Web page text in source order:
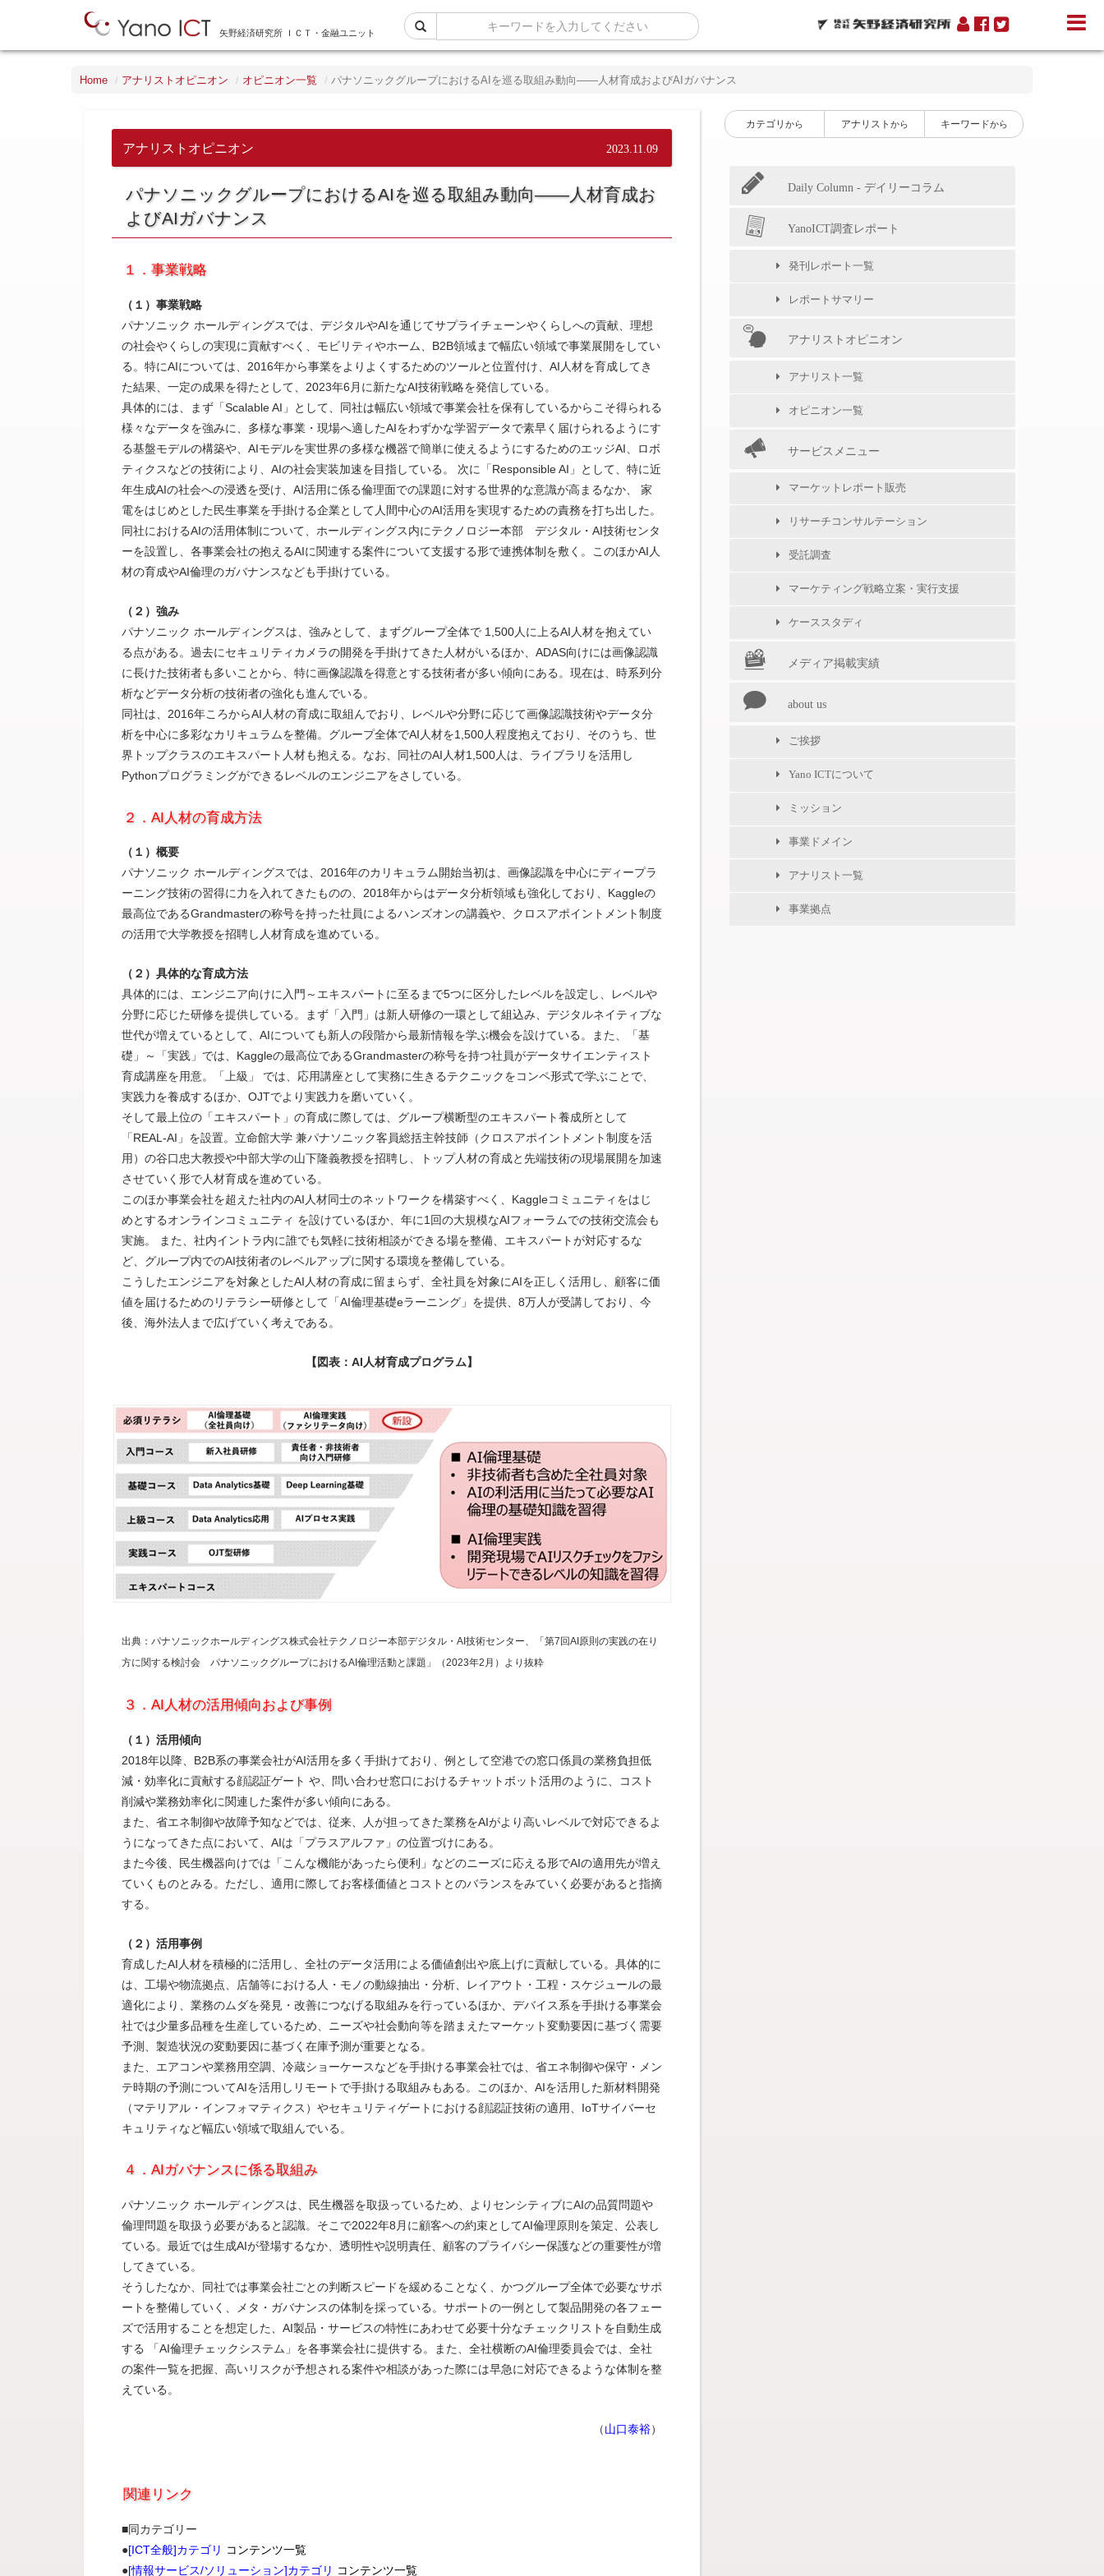
矢野経済研究所 ＩＣＴ・金融ユニット
Home アナリストオピニオン オピニオン一覧 パナソニックグループにおけるAIを巡る取組み動向――人材育成およびAIガバナンス
アナリストオピニオン 2023.11.09
パナソニックグループにおけるAIを巡る取組み動向――人材育成お
よびAIガバナンス
１．事業戦略
（１）事業戦略
パナソニック ホールディングスでは、デジタルやAIを通じてサプライチェーンやくらしへの貢献、理想
の社会やくらしの実現に貢献すべく、モビリティやホーム、B2B領域まで幅広い領域で事業展開をしてい
る。特にAIについては、2016年から事業をよりよくするためのツールと位置付け、AI人材を育成してき
た結果、一定の成果を得たとして、2023年6月に新たなAI技術戦略を発信している。
具体的には、まず「Scalable AI」として、同社は幅広い領域で事業会社を保有しているからこそ得られる
様々なデータを強みに、多様な事業・現場へ適したAIをわずかな学習データで素早く届けられるようにす
る基盤モデルの構築や、AIモデルを実世界の多様な機器で簡単に使えるようにするためのエッジAI、ロボ
ティクスなどの技術により、AIの社会実装加速を目指している。 次に「Responsible AI」として、特に近
年生成AIの社会への浸透を受け、AI活用に係る倫理面での課題に対する世界的な意識が高まるなか、 家
電をはじめとした民生事業を手掛ける企業として人間中心のAI活用を実現するための責務を打ち出した。
同社におけるAIの活用体制について、ホールディングス内にテクノロジー本部 デジタル・AI技術センタ
ーを設置し、各事業会社の抱えるAIに関連する案件について支援する形で連携体制を敷く。このほかAI人
材の育成やAI倫理のガバナンスなども手掛けている。
（２）強み
パナソニック ホールディングスは、強みとして、まずグループ全体で 1,500人に上るAI人材を抱えてい
る点がある。過去にセキュリティカメラの開発を手掛けてきた人材がいるほか、ADAS向けには画像認識
に長けた技術者も多いことから、特に画像認識を得意とする技術者が多い傾向にある。現在は、時系列分
析などデータ分析の技術者の強化も進んでいる。
同社は、2016年ころからAI人材の育成に取組んでおり、レベルや分野に応じて画像認識技術やデータ分
析を中心に多彩なカリキュラムを整備。グループ全体でAI人材を1,500人程度抱えており、そのうち、世
界トップクラスのエキスパート人材も抱える。なお、同社のAI人材1,500人は、ライブラリを活用し
Pythonプログラミングができるレベルのエンジニアをさしている。
２．AI人材の育成方法
（１）概要
パナソニック ホールディングスでは、2016年のカリキュラム開始当初は、画像認識を中心にディープラ
ーニング技術の習得に力を入れてきたものの、2018年からはデータ分析領域も強化しており、Kaggleの
最高位であるGrandmasterの称号を持った社員によるハンズオンの講義や、クロスアポイントメント制度
の活用で大学教授を招聘し人材育成を進めている。
（２）具体的な育成方法
具体的には、エンジニア向けに入門～エキスパートに至るまで5つに区分したレベルを設定し、レベルや
分野に応じた研修を提供している。まず「入門」は新人研修の一環として組込み、デジタルネイティブな
世代が増えているとして、AIについても新人の段階から最新情報を学ぶ機会を設けている。また、「基
礎」～「実践」では、Kaggleの最高位であるGrandmasterの称号を持つ社員がデータサイエンティスト
育成講座を用意。「上級」 では、応用講座として実務に生きるテクニックをコンペ形式で学ぶことで、
実践力を養成するほか、OJTでより実践力を磨いていく。
そして最上位の「エキスパート」の育成に際しては、グループ横断型のエキスパート養成所として
「REAL-AI」を設置。立命館大学 兼パナソニック客員総括主幹技師（クロスアポイントメント制度を活
用）の谷口忠大教授や中部大学の山下隆義教授を招聘し、トップ人材の育成と先端技術の現場展開を加速
させていく形で人材育成を進めている。
このほか事業会社を超えた社内のAI人材同士のネットワークを構築すべく、Kaggleコミュニティをはじ
めとするオンラインコミュニティ を設けているほか、年に1回の大規模なAIフォーラムでの技術交流会も
実施。 また、社内イントラ内に誰でも気軽に技術相談ができる場を整備、エキスパートが対応するな
ど、グループ内でのAI技術者のレベルアップに関する環境を整備している。
こうしたエンジニアを対象としたAI人材の育成に留まらず、全社員を対象にAIを正しく活用し、顧客に価
値を届けるためのリテラシー研修として「AI倫理基礎eラーニング」を提供、8万人が受講しており、今
後、海外法人まで広げていく考えである。
【図表：AI人材育成プログラム】
出典：パナソニックホールディングス株式会社テクノロジー本部デジタル・AI技術センター、「第7回AI原則の実践の在り
方に関する検討会 パナソニックグループにおけるAI倫理活動と課題」（2023年2月）より抜粋
３．AI人材の活用傾向および事例
（１）活用傾向
2018年以降、B2B系の事業会社がAI活用を多く手掛けており、例として空港での窓口係員の業務負担低
減・効率化に貢献する顔認証ゲート や、問い合わせ窓口におけるチャットボット活用のように、コスト
削減や業務効率化に関連した案件が多い傾向にある。
また、省エネ制御や故障予知などでは、従来、人が担ってきた業務をAIがより高いレベルで対応できるよ
うになってきた点において、AIは「プラスアルファ」の位置づけにある。
また今後、民生機器向けでは「こんな機能があったら便利」などのニーズに応える形でAIの適用先が増え
ていくものとみる。ただし、適用に際してお客様価値とコストとのバランスをみていく必要があると指摘
する。
（２）活用事例
育成したAI人材を積極的に活用し、全社のデータ活用による価値創出や底上げに貢献している。具体的に
は、工場や物流拠点、店舗等における人・モノの動線抽出・分析、レイアウト・工程・スケジュールの最
適化により、業務のムダを発見・改善につなげる取組みを行っているほか、デバイス系を手掛ける事業会
社では少量多品種を生産しているため、ニーズや社会動向等を踏まえたマーケット変動要因に基づく需要
予測、製造状況の変動要因に基づく在庫予測が重要となる。
また、エアコンや業務用空調、冷蔵ショーケースなどを手掛ける事業会社では、省エネ制御や保守・メン
テ時期の予測についてAIを活用しリモートで手掛ける取組みもある。このほか、AIを活用した新材料開発
（マテリアル・インフォマティクス）やセキュリティゲートにおける顔認証技術の適用、IoTサイバーセ
キュリティなど幅広い領域で取組んでいる。
４．AIガバナンスに係る取組み
パナソニック ホールディングスは、民生機器を取扱っているため、よりセンシティブにAIの品質問題や
倫理問題を取扱う必要があると認識。そこで2022年8月に顧客への約束としてAI倫理原則を策定、公表し
ている。最近では生成AIが登場するなか、透明性や説明責任、顧客のプライバシー保護などの重要性が増
してきている。
そうしたなか、同社では事業会社ごとの判断スピードを緩めることなく、かつグループ全体で必要なサポ
ートを整備していく、メタ・ガバナンスの体制を採っている。サポートの一例として製品開発の各フェー
ズで活用することを想定した、AI製品・サービスの特性にあわせて必要十分なチェックリストを自動生成
する 「AI倫理チェックシステム」を各事業会社に提供する。また、全社横断のAI倫理委員会では、全社
の案件一覧を把握、高いリスクが予想される案件や相談があった際には早急に対応できるような体制を整
えている。
（山口泰裕）
関連リンク
■同カテゴリー
●[ICT全般]カテゴリ コンテンツ一覧
●[情報サービス/ソリューション]カテゴリ コンテンツ一覧
カテゴリ から アナリスト から キーワードから
Daily Column - デイリーコラム
YanoICT調査レポート
発刊レポート一覧
レポートサマリー
アナリストオピニオン
アナリスト一覧
オピニオン一覧
サービスメニュー
マーケットレポート販売
リサーチコンサルテーション
受託調査
マーケティング戦略立案・実行支援
ケーススタディ
メディア掲載実績
about us
ご挨拶
Yano ICTについて
ミッション
事業ドメイン
アナリスト一覧
事業拠点